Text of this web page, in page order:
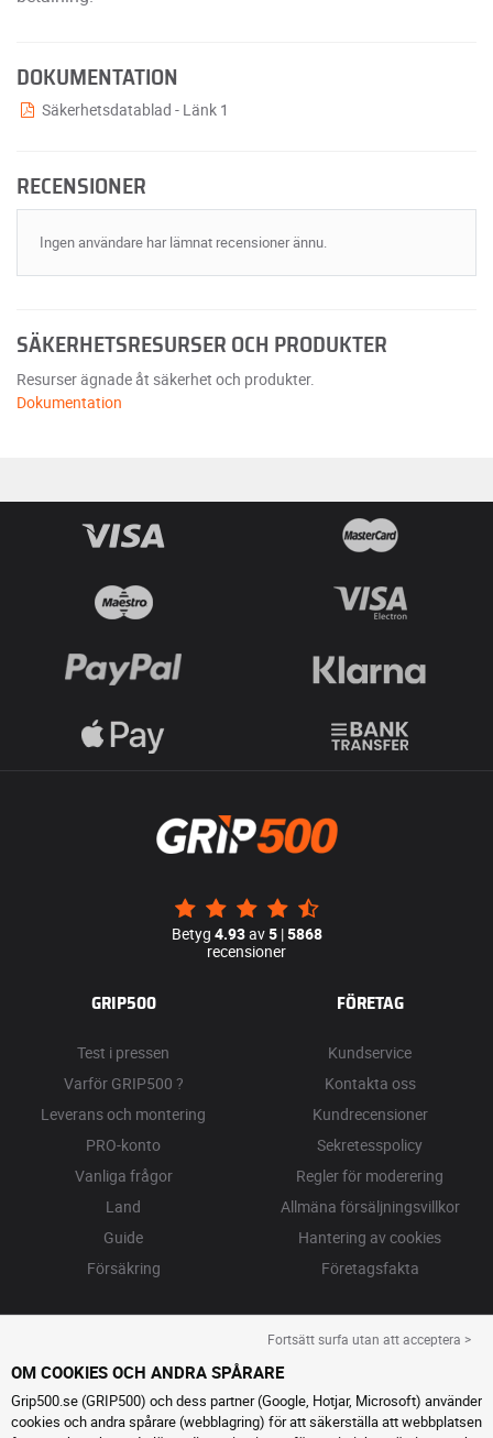
DOKUMENTATION
Säkerhetsdatablad - Länk 1
RECENSIONER
Ingen användare har lämnat recensioner ännu.
SÄKERHETSRESURSER OCH PRODUKTER
Resurser ägnade åt säkerhet och produkter.
Dokumentation
Betyg 4.93av5|5868
recensioner
GRIP500
Test i pressen
Varför GRIP500 ?
Leverans och montering
PRO-konto
Vanliga frågor
Land
Guide
Försäkring
FÖRETAG
Kundservice
Kontakta oss
Kundrecensioner
Sekretesspolicy
Regler för moderering
Allmäna försäljningsvillkor
Hantering av cookies
Företagsfakta
Fortsätt surfa utan att acceptera >
OM COOKIES OCH ANDRA SPÅRARE
Grip500.se (GRIP500) och dess partner (Google, Hotjar, Microsoft) använder
cookies och andra spårare (webblagring) för att säkerställa att webbplatsen